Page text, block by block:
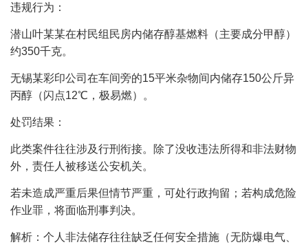
违规行为：
潜山叶某某在村民组民房内储存醇基燃料（主要成分甲醇）
约350千克。
无锡某彩印公司在车间旁的15平米杂物间内储存150公斤异
丙醇（闪点12℃，极易燃）。
处罚结果：
此类案件往往涉及行刑衔接。除了没收违法所得和非法财物
外，责任人被移送公安机关。
若未造成严重后果但情节严重，可处行政拘留；若构成危险
作业罪，将面临刑事判决。
解析：个人非法储存往往缺乏任何安全措施（无防爆电气、